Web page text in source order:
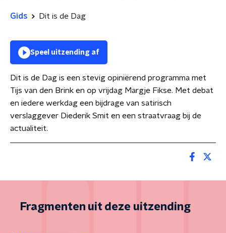
Gids Dit is de Dag
Speel uitzending af
Dit is de Dag is een stevig opiniërend programma met
Tijs van den Brink en op vrijdag Margje Fikse. Met debat
en iedere werkdag een bijdrage van satirisch
verslaggever Diederik Smit en een straatvraag bij de
actualiteit.
Fragmenten uit deze uitzending